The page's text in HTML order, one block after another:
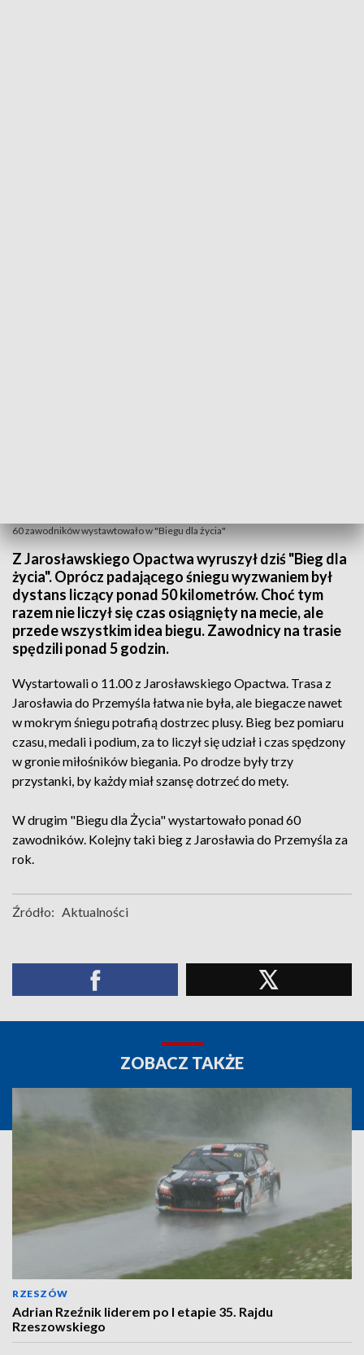
60 zawodników wystawtowało w "Biegu dla życia"
Z Jarosławskiego Opactwa wyruszył dziś "Bieg dla
życia". Oprócz padającego śniegu wyzwaniem był
dystans liczący ponad 50 kilometrów. Choć tym
razem nie liczył się czas osiągnięty na mecie, ale
przede wszystkim idea biegu. Zawodnicy na trasie
spędzili ponad 5 godzin.
Wystartowali o 11.00 z Jarosławskiego Opactwa. Trasa z
Jarosławia do Przemyśla łatwa nie była, ale biegacze nawet
w mokrym śniegu potrafią dostrzec plusy. Bieg bez pomiaru
czasu, medali i podium, za to liczył się udział i czas spędzony
w gronie miłośników biegania. Po drodze były trzy
przystanki, by każdy miał szansę dotrzeć do mety.
W drugim "Biegu dla Życia" wystartowało ponad 60
zawodników. Kolejny taki bieg z Jarosławia do Przemyśla za
rok.
Źródło: Aktualności
ZOBACZ TAKŻE
RZESZÓW
Adrian Rzeźnik liderem po I etapie 35. Rajdu
Rzeszowskiego